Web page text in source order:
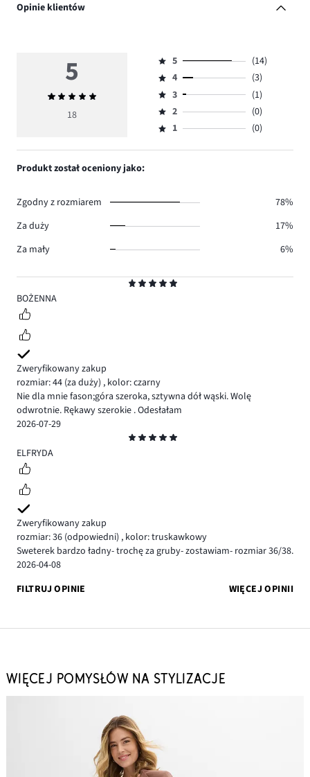
Opinie klientów
5
BOŻENNA
Zweryfikowany zakup
rozmiar: 44 (za duży) , kolor: czarny
Nie dla mnie fason;góra szeroka, sztywna dół wąski. Wolę
odwrotnie. Rękawy szerokie . Odesłałam
2026-07-29
5
ELFRYDA
Zweryfikowany zakup
rozmiar: 36 (odpowiedni) , kolor: truskawkowy
Sweterek bardzo ładny- trochę za gruby- zostawiam- rozmiar 36/38.
2026-04-08
FILTRUJ OPINIE
WIĘCEJ OPINII
5
Średnia
ocena
18
Ocena
5,
ilość
głosów
14.
5
(14)
Ocena
4,
ilość
głosów
4
(3)
Ocena
3,
ilość
3
(1)
Ocena
2,
2
(0)
Ocena
1,
1 (0)
Produkt został oceniony jako:
Zgodny z rozmiarem
78%
Za duży
17%
Za mały
6%
WIĘCEJ POMYSŁÓW NA STYLIZACJE